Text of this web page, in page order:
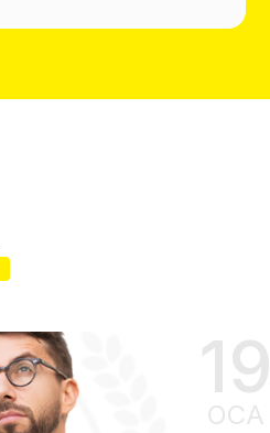
19
OCA